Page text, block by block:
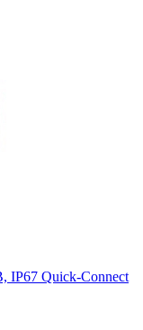
IP67 Quick-Connect